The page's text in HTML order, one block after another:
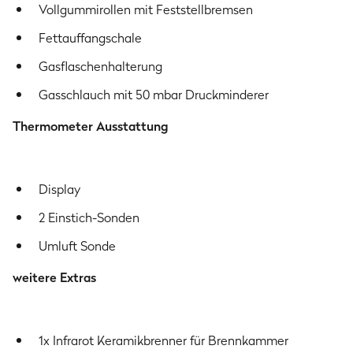
Herstellerinformation
Burnhard GmbH
Heesenstraße 31
40549 Düsseldorf
Deutschland
www.burnhard.com/de
GRANT Garantiebedingungen
Vollgummirollen mit Feststellbremsen
Fettauffangschale
Gasflaschenhalterung
Gasschlauch mit 50 mbar Druckminderer
Thermometer Ausstattung
Display
2 Einstich-Sonden
Umluft Sonde
weitere Extras
1x Infrarot Keramikbrenner für Brennkammer